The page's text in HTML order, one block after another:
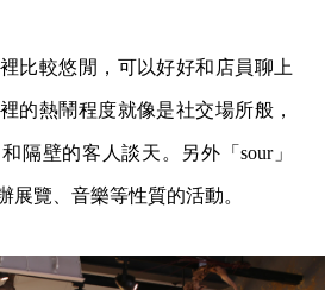
比較悠閒，可以好好和店員聊上
的熱鬧程度就像是社交場所般，
隔壁的客人談天。另外「sour」
展覽、音樂等性質的活動。